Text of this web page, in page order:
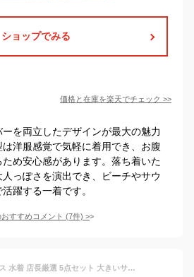
ショップでみる
価格と在庫を楽天でチェック >>
ーを両立したデザインが最大の魅力
洋服感覚で気軽に着用でき、お腹
め安心感があります。落ち着いた
っぽさを演出でき、ビーチやサウ
躍する一着です。
すすめコメント (7件) >
2026福袋 レディース 水着 店長厳選 5点セット 大きいサイズあり お楽しみ どきどき おしゃれ かわいい 体型カバー 華やか コーデ ビーチ プール 海 川 アウトドア リゾート バカンス ビキニ ワンピース サロペット タンキニ バンドゥ フィットネス 即日発送